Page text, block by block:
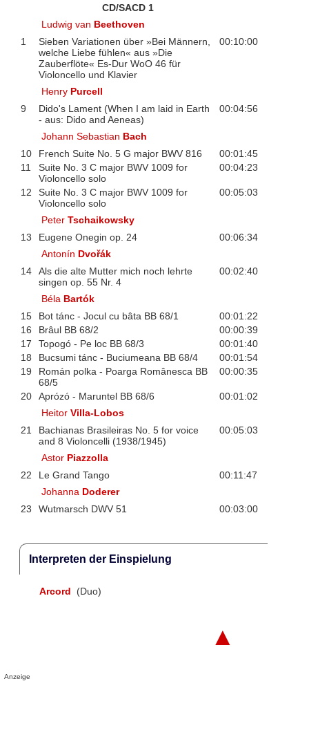
CD/SACD 1
Ludwig van Beethoven
1
Sieben Variationen über »Bei Männern,
welche Liebe fühlen« aus »Die
Zauberflöte« Es-Dur WoO 46 für
Violoncello und Klavier
00:10:00
Henry Purcell
9
Dido's Lament (When I am laid in Earth
- aus: Dido and Aeneas)
00:04:56
Johann Sebastian Bach
10
French Suite No. 5 G major BWV 816
00:01:45
11
Suite No. 3 C major BWV 1009 for
Violoncello solo
00:04:23
12
Suite No. 3 C major BWV 1009 for
Violoncello solo
00:05:03
PeterTschaikowsky
13
Eugene Onegin op. 24
00:06:34
Antonín Dvořák
14
Als die alte Mutter mich noch lehrte
singen op. 55 Nr. 4
00:02:40
Béla Bartók
15
Bot tánc - Jocul cu bâta BB 68/1
00:01:22
16
Brâul BB 68/2
00:00:39
17
Topogó - Pe loc BB 68/3
00:01:40
18
Bucsumi tánc - Buciumeana BB 68/4
00:01:54
19
Román polka - Poarga Românesca BB
68/5
00:00:35
20 Aprózó - Maruntel BB 68/6
00:01:02
HeitorVilla-Lobos
21
Bachianas Brasileiras No. 5 for voice
and 8 Violoncelli (1938/1945)
00:05:03
Astor Piazzolla
22
Le Grand Tango
00:11:47
Johanna Doderer
23
Wutmarsch DWV 51 00:03:00
Interpreten der Einspielung
Arcord (Duo)
▲
Anzeige